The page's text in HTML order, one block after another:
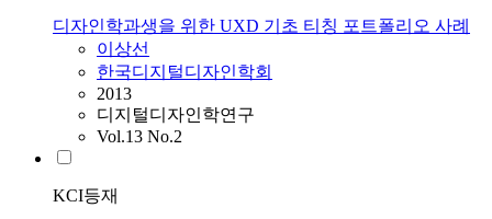
디자인학과생을 위한 UXD 기초 티칭 포트폴리오 사례
이상선
한국디지털디자인학회
2013
디지털디자인학연구
Vol.13 No.2
KCI등재